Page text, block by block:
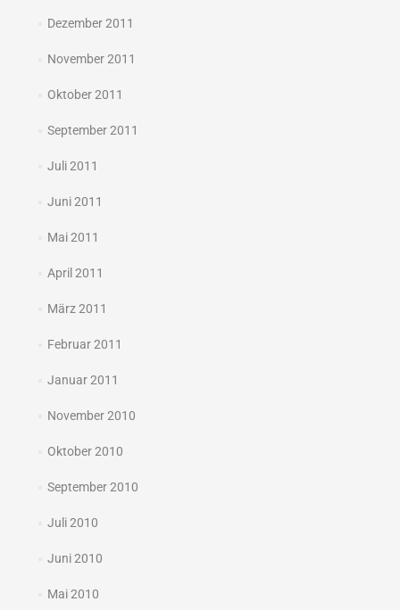
Dezember 2011
November 2011
Oktober 2011
September 2011
Juli 2011
Juni 2011
Mai 2011
April 2011
März 2011
Februar 2011
Januar 2011
November 2010
Oktober 2010
September 2010
Juli 2010
Juni 2010
Mai 2010